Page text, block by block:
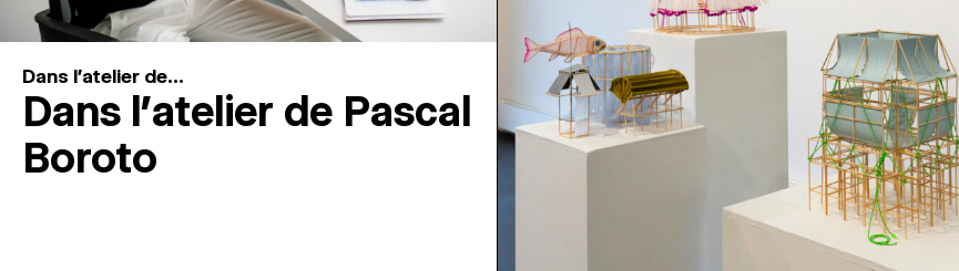
Dans l'atelier de...
Dans l’atelier de Pascal
Boroto